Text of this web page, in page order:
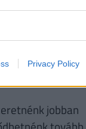
Privacy Policy
jobban